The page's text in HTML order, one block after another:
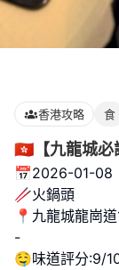
香港攻略 食
🇭🇰【九龍城必
📅2026-01-08
🥢火鍋頭
📍九龍城龍崗
-
🤤味道評分:9/